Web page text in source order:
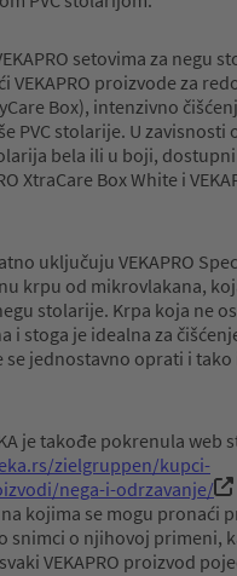
setovima za negu
VEKAPRO proizvode za
Box), intenzivno
PVC stolarije. U zavisnosti
bela ili u boji,
XtraCare Box White i
uključuju VEKAPRO
krpu od mikrovlakana,
stolarije. Krpa koja ne
i stoga je idealna za
se jednostavno oprati i tako
je takođe pokrenula web
zielgruppen/kupci-
nega-i-odrzavanje/
na kojima se mogu pronaći
snimci o njihovoj primeni,
VEKAPRO proizvod